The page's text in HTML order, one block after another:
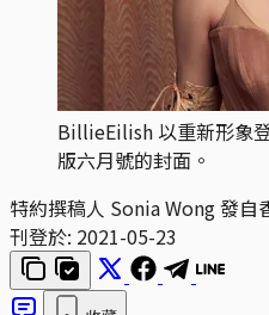
BillieEilish 以重新形象
版六月號的封面。
特約撰稿人 Sonia Wong 發自
刊登於: 2021-05-23